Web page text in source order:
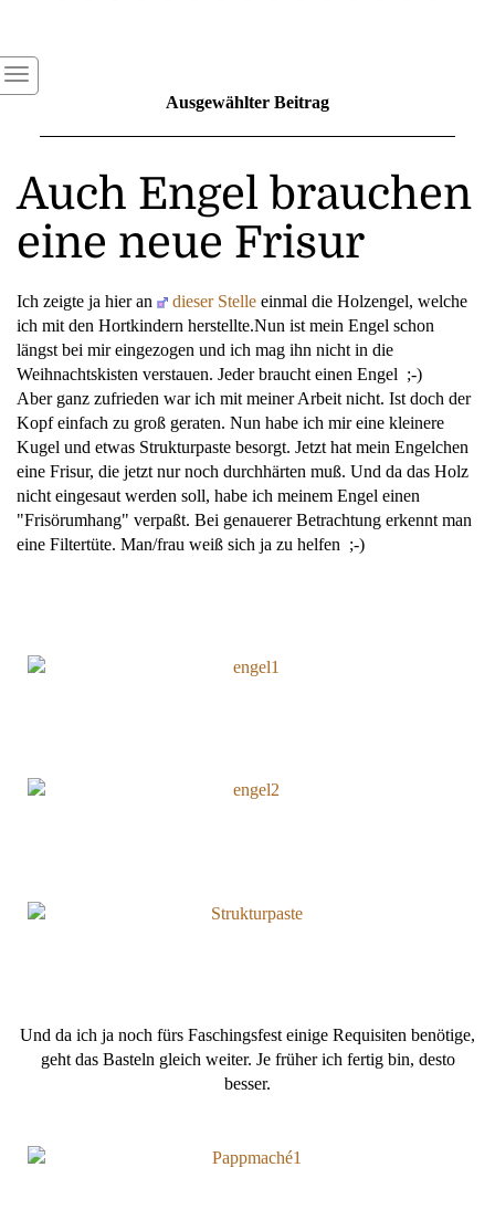
Ausgewählter Beitrag
Auch Engel brauchen
eine neue Frisur
Ich zeigte ja hier an dieser Stelle einmal die Holzengel, welche
ich mit den Hortkindern herstellte.Nun ist mein Engel schon
längst bei mir eingezogen und ich mag ihn nicht in die
Weihnachtskisten verstauen. Jeder braucht einen Engel ;-)
Aber ganz zufrieden war ich mit meiner Arbeit nicht. Ist doch der
Kopf einfach zu groß geraten. Nun habe ich mir eine kleinere
Kugel und etwas Strukturpaste besorgt. Jetzt hat mein Engelchen
eine Frisur, die jetzt nur noch durchhärten muß. Und da das Holz
nicht eingesaut werden soll, habe ich meinem Engel einen
"Frisörumhang" verpaßt. Bei genauerer Betrachtung erkennt man
eine Filtertüte. Man/frau weiß sich ja zu helfen ;-)
Und da ich ja noch fürs Faschingsfest einige Requisiten benötige,
geht das Basteln gleich weiter. Je früher ich fertig bin, desto
besser.